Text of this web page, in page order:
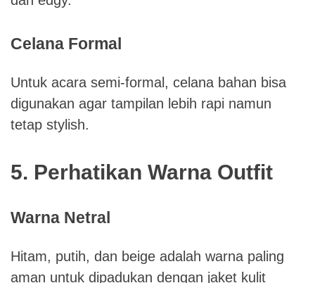
Celana Formal
Untuk acara semi-formal, celana bahan bisa
digunakan agar tampilan lebih rapi namun
tetap stylish.
5. Perhatikan Warna Outfit
Warna Netral
Hitam, putih, dan beige adalah warna paling
aman untuk dipadukan dengan jaket kulit